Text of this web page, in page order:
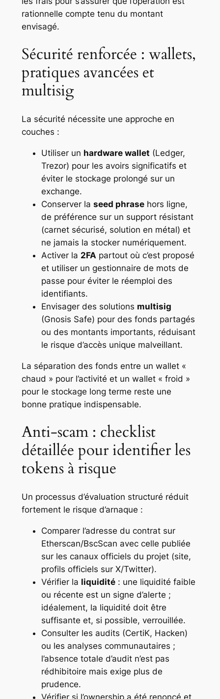
rationnelle compte tenu du montant
envisagé.
Sécurité renforcée : wallets,
pratiques avancées et
multisig
La sécurité nécessite une approche en
couches :
Utiliser un hardware wallet (Ledger,
Trezor) pour les avoirs significatifs et
éviter le stockage prolongé sur un
exchange.
Conserver la seed phrasehors ligne,
de préférence sur un support résistant
(carnet sécurisé, solution en métal) et
ne jamais la stocker numériquement.
Activer la 2FA partout où c’est proposé
et utiliser un gestionnaire de mots de
passe pour éviter le réemploi des
identifiants.
Envisager des solutions multisig
(Gnosis Safe) pour des fonds partagés
ou des montants importants, réduisant
le risque d’accès unique malveillant.
La séparation des fonds entre un wallet «
chaud » pour l’activité et un wallet « froid »
pour le stockage long terme reste une
bonne pratique indispensable.
Anti-scam : checklist
détaillée pour identifier les
tokens à risque
Un processus d’évaluation structuré réduit
fortement le risque d’arnaque :
Comparer l’adresse du contrat sur
Etherscan/BscScan avec celle publiée
sur les canaux officiels du projet (site,
profils officiels sur X/Twitter).
Vérifier la liquidité: une liquidité faible
ou récente est un signe d’alerte ;
idéalement, la liquidité doit être
suffisante et, si possible, verrouillée.
Consulter les audits (CertiK, Hacken)
ou les analyses communautaires ;
l’absence totale d’audit n’est pas
rédhibitoire mais exige plus de
prudence.
Vérifier si l’ownership a été renoncé et